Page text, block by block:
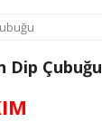
Dip Çubuğu